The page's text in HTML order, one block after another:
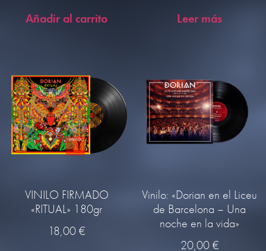
Añadir al carrito Leer más
VINILO FIRMADO
«RITUAL» 180gr
18,00€
Vinilo: «Dorian en el Liceu
de Barcelona – Una
noche en la vida»
20,00€